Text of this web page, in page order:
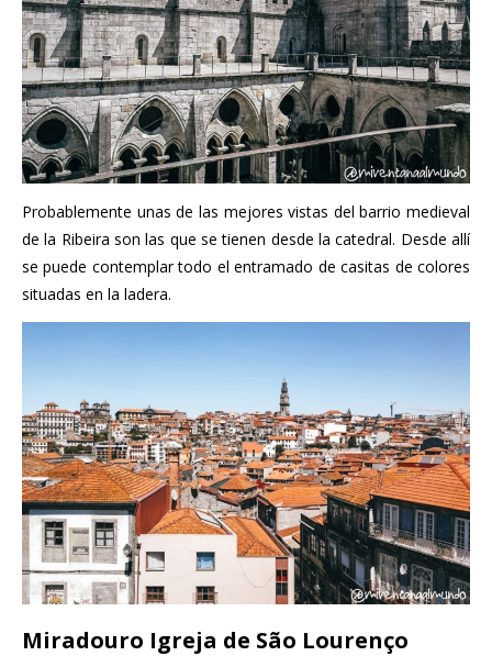
Probablemente unas de las mejores vistas del barrio medieval
de la Ribeira son las que se tienen desde la catedral. Desde allí
se puede contemplar todo el entramado de casitas de colores
situadas en la ladera.
Miradouro Igreja de São Lourenço